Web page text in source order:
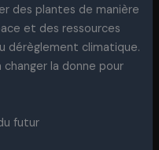
des plantes de manière
et des ressources
dérèglement climatique.
la donne pour
futur